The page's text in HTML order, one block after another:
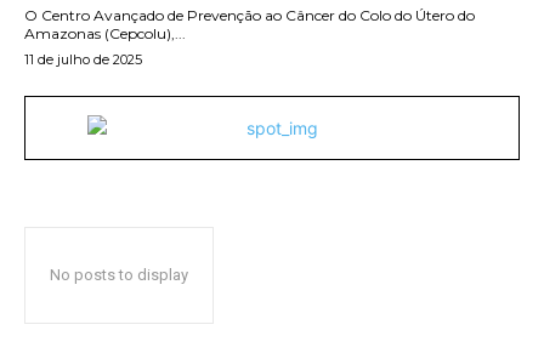
O Centro Avançado de Prevenção ao Câncer do Colo do Útero do
Amazonas (Cepcolu),...
11 de julho de 2025
No posts to display